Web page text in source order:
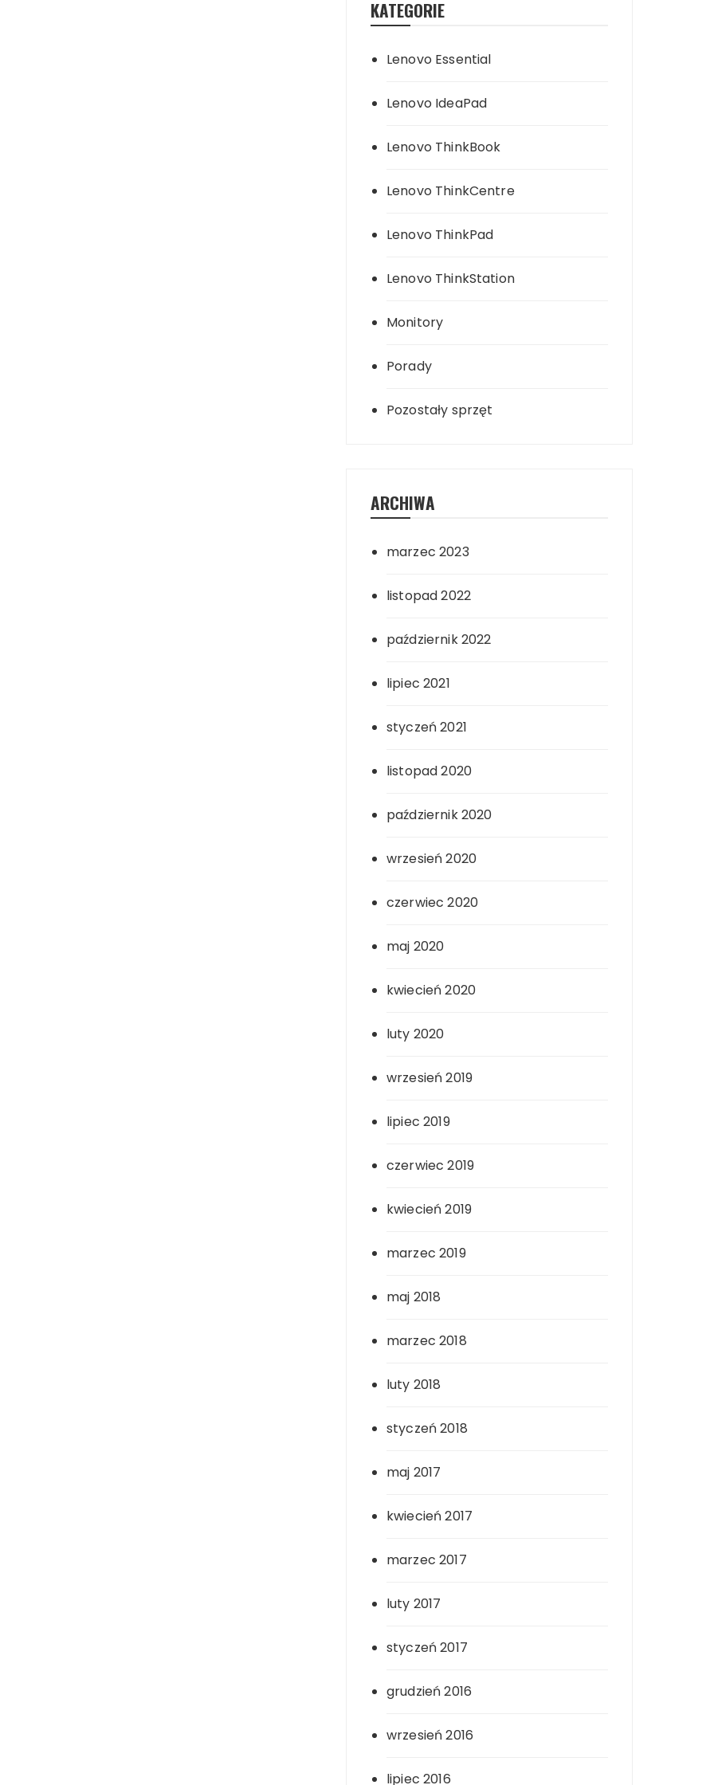
KATEGORIE
Lenovo Essential
Lenovo IdeaPad
Lenovo ThinkBook
Lenovo ThinkCentre
Lenovo ThinkPad
Lenovo ThinkStation
Monitory
Porady
Pozostały sprzęt
ARCHIWA
marzec 2023
listopad 2022
październik 2022
lipiec 2021
styczeń 2021
listopad 2020
październik 2020
wrzesień 2020
czerwiec 2020
maj 2020
kwiecień 2020
luty 2020
wrzesień 2019
lipiec 2019
czerwiec 2019
kwiecień 2019
marzec 2019
maj 2018
marzec 2018
luty 2018
styczeń 2018
maj 2017
kwiecień 2017
marzec 2017
luty 2017
styczeń 2017
grudzień 2016
wrzesień 2016
lipiec 2016